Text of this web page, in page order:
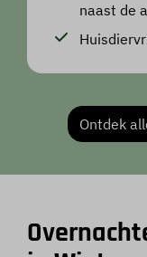
naast de
Ontdek